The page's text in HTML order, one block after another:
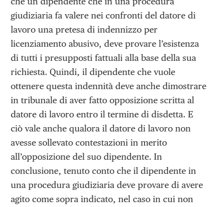
giudiziaria fa valere nei confronti del datore di
lavoro una pretesa di indennizzo per
licenziamento abusivo, deve provare l’esistenza
di tutti i presupposti fattuali alla base della sua
richiesta. Quindi, il dipendente che vuole
ottenere questa indennità deve anche dimostrare
in tribunale di aver fatto opposizione scritta al
datore di lavoro entro il termine di disdetta. E
ciò vale anche qualora il datore di lavoro non
avesse sollevato contestazioni in merito
all’opposizione del suo dipendente. In
conclusione, tenuto conto che il dipendente in
una procedura giudiziaria deve provare di avere
agito come sopra indicato, nel caso in cui non